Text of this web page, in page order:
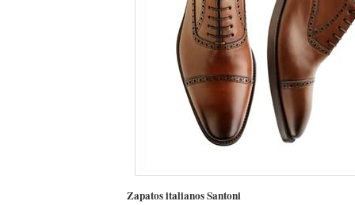
Zapatos italianos Santoni